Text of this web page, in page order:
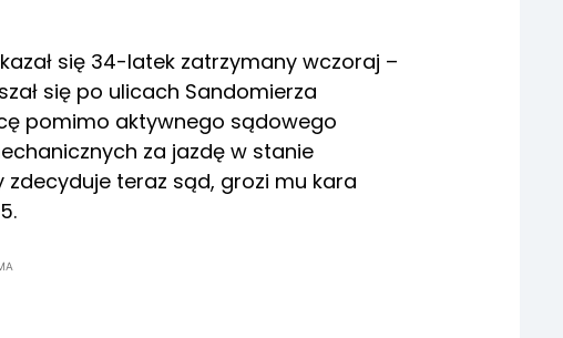
się 34-latek zatrzymany wczoraj –
się po ulicach Sandomierza
pomimo aktywnego sądowego
za jazdę w stanie
zdecyduje teraz sąd, grozi mu kara